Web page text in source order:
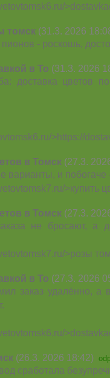
томск (31.3. 2026
- роскошь,
в То (31.3. 2026
доставка цветов
>https://
в Томск (27.3.
варианты, и
>купить
в Томск (27.3.
не бросают, а
>розы
в То (27.3. 2026
заказ удалённо, а
(26.3. 2026 18:42)
сработала